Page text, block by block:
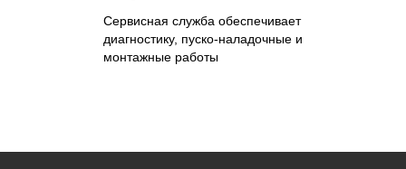
Сервисная служба обеспечивает
диагностику, пуско-наладочные и
монтажные работы